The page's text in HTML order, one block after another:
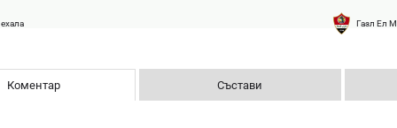
Газл Ел
Коментар Състави